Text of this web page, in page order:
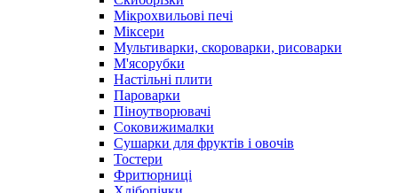
Мікрохвильові печі
Міксери
Мультиварки, скороварки, рисоварки
М'ясорубки
Настільні плити
Пароварки
Піноутворювачі
Соковижималки
Сушарки для фруктів і овочів
Тостери
Фритюрниці